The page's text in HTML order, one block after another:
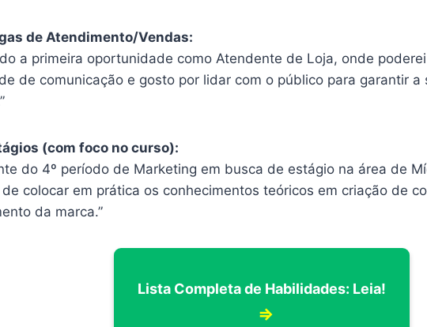
de Atendimento/Vendas:
a primeira oportunidade como Atendente de Loja, onde
de comunicação e gosto por lidar com o público para garantir a
(com foco no curso):
do 4º período de Marketing em busca de estágio na área de
colocar em prática os conhecimentos teóricos em criação de
da marca.”
Lista Completa de Habilidades: Leia!
⇒